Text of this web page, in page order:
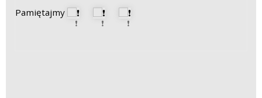
Pamiętajmy
❗ ❗ ❗